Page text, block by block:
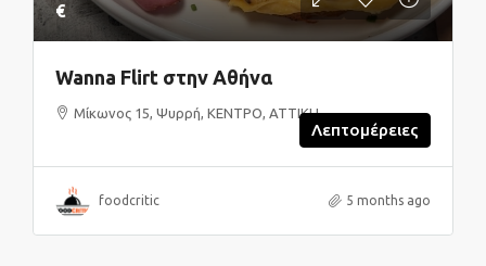
€
Wanna Flirt στην Αθήνα
Μίκωνος 15, Ψυρρή, ΚΕΝΤΡΟ, ΑΤΤΙΚΗ
Λεπτομέρειες
foodcritic 5 months ago